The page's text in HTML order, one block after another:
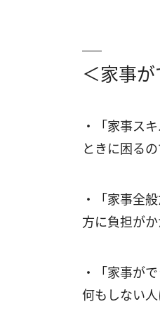
＜家事
・「家事ス
ときに困る
・「家事全
方に負担が
・「家事が
何もしない